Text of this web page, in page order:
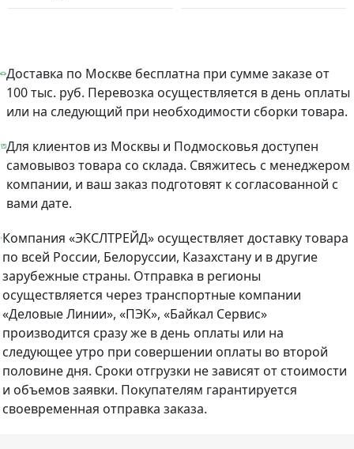
Доставка по Москве бесплатна при сумме заказе от
100 тыс. руб. Перевозка осуществляется в день оплаты
или на следующий при необходимости сборки товара.
Для клиентов из Москвы и Подмосковья доступен
самовывоз товара со склада. Свяжитесь с менеджером
компании, и ваш заказ подготовят к согласованной с
вами дате.
Компания «ЭКСЛТРЕЙД» осуществляет доставку товара
по всей России, Белоруссии, Казахстану и в другие
зарубежные страны. Отправка в регионы
осуществляется через транспортные компании
«Деловые Линии», «ПЭК», «Байкал Сервис»
производится сразу же в день оплаты или на
следующее утро при совершении оплаты во второй
половине дня. Сроки отгрузки не зависят от стоимости
и объемов заявки. Покупателям гарантируется
своевременная отправка заказа.